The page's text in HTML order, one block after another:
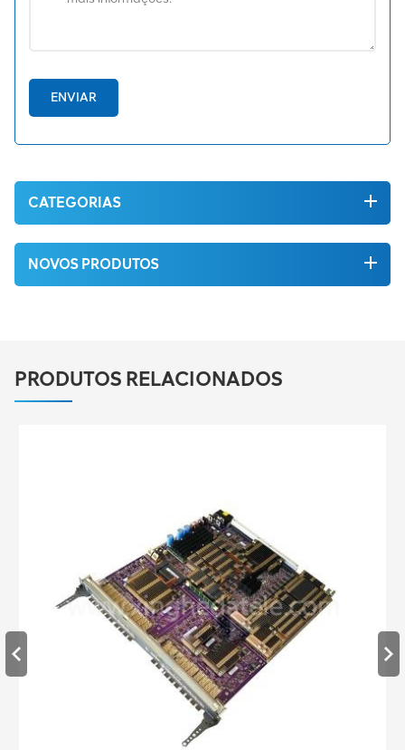
ENVIAR
CATEGORIAS
NOVOS PRODUTOS
PRODUTOS RELACIONADOS